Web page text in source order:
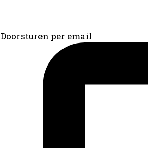
Doorsturen per email